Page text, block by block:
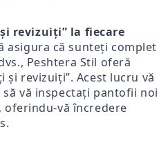
revizuiți” la fiecare
asigura că sunteți complet
Peshtera Stil oferă
și revizuiți”. Acest lucru vă
vă inspectați pantofii noi
vă încredere